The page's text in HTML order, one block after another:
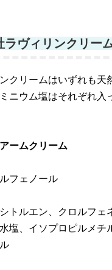
ヴィリンクリー
クリームはいずれも天
ニウム塩はそれぞれ入
ームクリーム
フェノール
トルエン、クロルフェ
塩、イソプロピルメチ